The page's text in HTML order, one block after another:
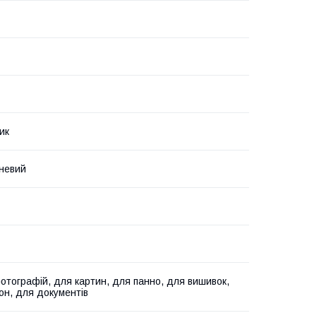
для картин, для панно, для вишивок,
для документів